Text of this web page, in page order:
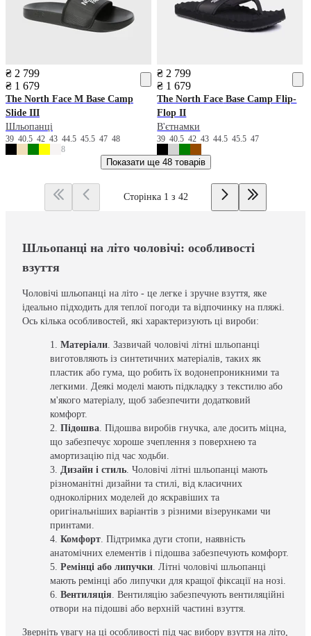
₴ 2 799
₴ 1 679
The North Face M Base Camp
Slide III
Шльопанці
39 40.5 42 43 44.5 45.5 47 48
8
₴ 2 799
₴ 1 679
The North Face Base Camp Flip-
Flop II
В'єтнамки
3940.5424344.545.547
Показати ще 48 товарів
Сторінка 1 з 42
Шльопанці на літо чоловічі: особливості
взуття
Чоловічі шльопанці на літо - це легке і зручне взуття, яке
ідеально підходить для теплої погоди та відпочинку на пляжі.
Ось кілька особливостей, які характеризують ці вироби:
Матеріали . Зазвичай чоловічі літні шльопанці
виготовляють із синтетичних матеріалів, таких як
пластик або гума, що робить їх водонепроникними та
легкими. Деякі моделі мають підкладку з текстилю або
м'якого матеріалу, щоб забезпечити додатковий
комфорт.
Підошва . Підошва виробів гнучка, але досить міцна,
що забезпечує хороше зчеплення з поверхнею та
амортизацію під час ходьби.
Дизайн і стиль . Чоловічі літні шльопанці мають
різноманітні дизайни та стилі, від класичних
одноколірних моделей до яскравіших та
оригінальніших варіантів з різними візерунками чи
принтами.
Комфорт . Підтримка дуги стопи, наявність
анатомічних елементів і підошва забезпечують комфорт.
Ремінці або липучки . Літні чоловічі шльопанці
мають ремінці або липучки для кращої фіксації на нозі.
Вентиляція . Вентиляцію забезпечують вентиляційні
отвори на підошві або верхній частині взуття.
Зверніть увагу на ці особливості під час вибору взуття на літо,